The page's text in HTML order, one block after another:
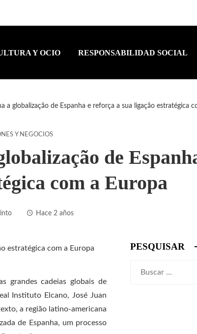
Y OCIO RESPONSABILIDAD SOCIAL
a globalização de Espanha e reforça a sua ligação estratégica
Y NEGOCIOS
de
com a Europa
Hace 2 años
grandes cadeias globais de
Instituto Elcano, José Juan
a região latino-americana
de Espanha, um processo
PESQUISAR